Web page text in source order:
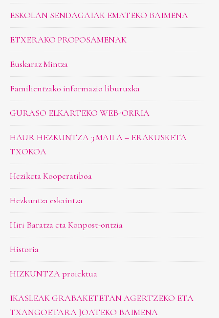
ESKOLAN SENDAGAIAK EMATEKO BAIMENA
ETXERAKO PROPOSAMENAK
Euskaraz Mintza
Familientzako informazio liburuxka
GURASO ELKARTEKO WEB-ORRIA
HAUR HEZKUNTZA 3.MAILA – ERAKUSKETA
TXOKOA
Heziketa Kooperatiboa
Hezkuntza eskaintza
Hiri Baratza eta Konpost-ontzia
Historia
HIZKUNTZA proiektua
IKASLEAK GRABAKETETAN AGERTZEKO ETA
TXANGOETARA JOATEKO BAIMENA